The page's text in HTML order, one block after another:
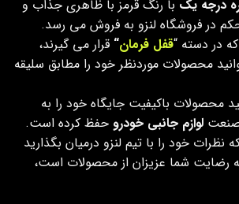
با رنگ قرمز با ظاهری جذاب و
در فروشگاه لنزو به فروش می رسد.
در دسته “قفل فرمان“ قرار می گیرند،
محصولات موردنظر خود را مطابق سلیقه
محصولات باکیفیت جایگاه خود را به
صنعت لوازم جانبی خودرو حفظ کرده است.
خود را با تیم لنزو درمیان بگذارید
رضایت شما عزیزان از محصولات است،